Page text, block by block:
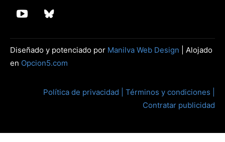
Diseñado y potenciado por Manilva Web Design | Alojado
en Opcion5.com
Política de privacidad | Términos y condiciones |
Contratar publicidad